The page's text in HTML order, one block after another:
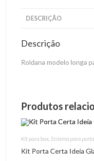
DESCRIÇÃO
Descrição
Roldana modelo longa
Produtos
Kit para box, Sistema para
Kit Porta Certa Ideia